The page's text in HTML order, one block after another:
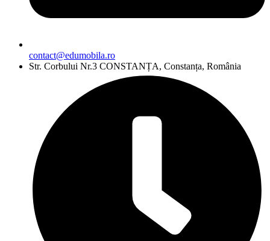
contact@edumobila.ro
Str. Corbului Nr.3 CONSTANȚA, Constanța, România